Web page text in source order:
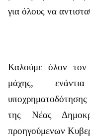
για όλους να
Καλούμε όλον τον
μάχης,
της Νέας
προηγούμενων